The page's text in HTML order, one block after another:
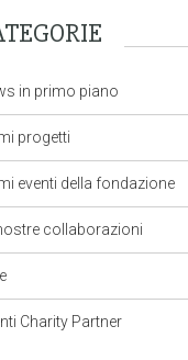
in primo piano
progetti
eventi della fondazione
nostre collaborazioni
Charity Partner